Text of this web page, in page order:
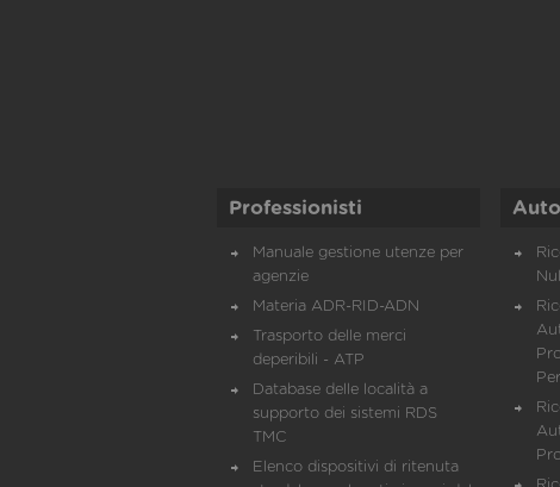
Professionisti
Manuale gestione utenze per
agenzie
Materia ADR-RID-ADN
Trasporto delle merci
deperibili - ATP
Database delle località a
supporto dei sistemi RDS
TMC
Elenco dispositivi di ritenuta